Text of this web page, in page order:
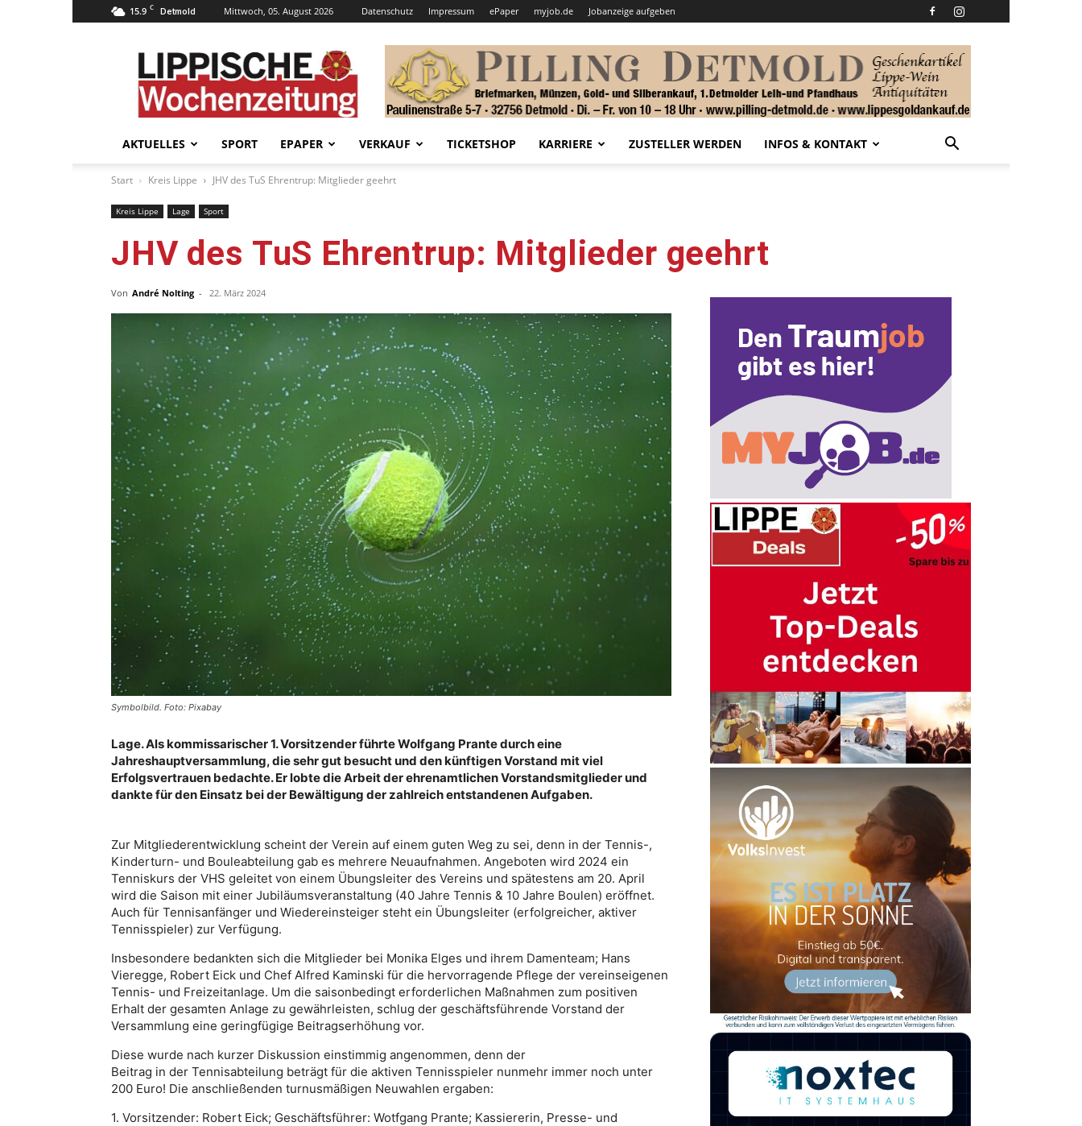
15.9 C Detmold Mittwoch, 05. August 2026 Datenschutz Impressum ePaper myjob.de Jobanzeige aufgeben
Lippische
Wochenzeitung
–
LWZ24.de
AKTUELLES SPORT EPAPER VERKAUF TICKETSHOP KARRIERE ZUSTELLER WERDEN INFOS & KONTAKT
Start Kreis Lippe JHV des TuS Ehrentrup: Mitglieder geehrt
Kreis Lippe Lage Sport
JHV des TuS Ehrentrup: Mitglieder geehrt
Von André Nolting - 22. März 2024
Symbolbild. Foto: Pixabay
Lage. Als kommissarischer 1. Vorsitzender führte Wolfgang Prante durch eine
Jahreshauptversammlung, die sehr gut besucht und den künftigen Vorstand mit viel
Erfolgsvertrauen bedachte. Er lobte die Arbeit der ehrenamtlichen Vorstandsmitglieder und
dankte für den Einsatz bei der Bewältigung der zahlreich entstandenen Aufgaben.
Zur Mitgliederentwicklung scheint der Verein auf einem guten Weg zu sei, denn in der Tennis-,
Kinderturn- und Bouleabteilung gab es mehrere Neuaufnahmen. Angeboten wird 2024 ein
Tenniskurs der VHS geleitet von einem Übungsleiter des Vereins und spätestens am 20. April
wird die Saison mit einer Jubiläumsveranstaltung (40 Jahre Tennis & 10 Jahre Boulen) eröffnet.
Auch für Tennisanfänger und Wiedereinsteiger steht ein Übungsleiter (erfolgreicher, aktiver
Tennisspieler) zur Verfügung.
Insbesondere bedankten sich die Mitglieder bei Monika Elges und ihrem Damenteam; Hans
Vieregge, Robert Eick und Chef Alfred Kaminski für die hervorragende Pflege der vereinseigenen
Tennis- und Freizeitanlage. Um die saisonbedingt erforderlichen Maßnahmen zum positiven
Erhalt der gesamten Anlage zu gewährleisten, schlug der geschäftsführende Vorstand der
Versammlung eine geringfügige Beitragserhöhung vor.
Diese wurde nach kurzer Diskussion einstimmig angenommen, denn der
Beitrag in der Tennisabteilung beträgt für die aktiven Tennisspieler nunmehr immer noch unter
200 Euro! Die anschließenden turnusmäßigen Neuwahlen ergaben:
1. Vorsitzender: Robert Eick; Geschäftsführer: Wotfgang Prante; Kassiererin, Presse- und